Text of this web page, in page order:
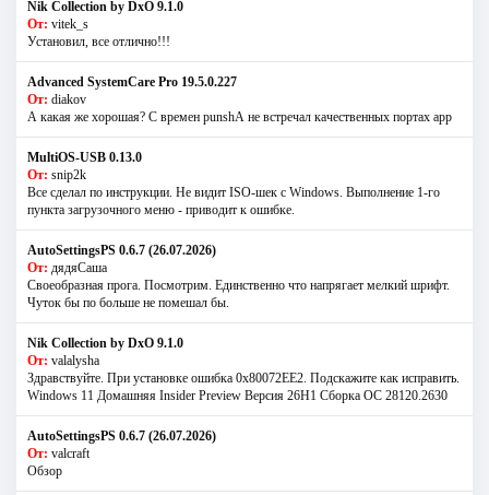
Nik Collection by DxO 9.1.0
От: vitek_s
Установил, все отлично!!!
Advanced SystemCare Pro 19.5.0.227
От: diakov
А какая же хорошая? С времен punshА не встречал качественных портах app
MultiOS-USB 0.13.0
От: snip2k
Все сделал по инструкции. Не видит ISO-шек с Windows. Выполнение 1-го
пункта загрузочного меню - приводит к ошибке.
AutoSettingsPS 0.6.7 (26.07.2026)
От: дядяСаша
Своеобразная прога. Посмотрим. Единственно что напрягает мелкий шрифт.
Чуток бы по больше не помешал бы.
Nik Collection by DxO 9.1.0
От: valalysha
Здравствуйте. При установке ошибка 0х80072EE2. Подскажите как исправить.
Windows 11 Домашняя Insider Preview Версия 26H1 Сборка ОС 28120.2630
AutoSettingsPS 0.6.7 (26.07.2026)
От: valcraft
Обзор